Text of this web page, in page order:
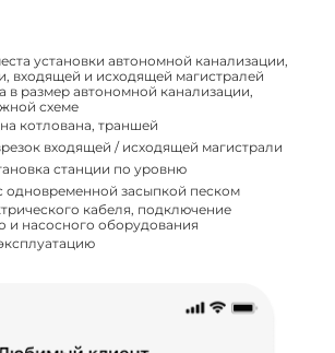
установки автономной канализации,
входящей и исходящей магистралей
в размер автономной канализации,
схеме
котлована, траншей
входящей / исходящей магистрали
станции по уровню
одновременной засыпкой песком
кабеля, подключение
и насосного оборудования